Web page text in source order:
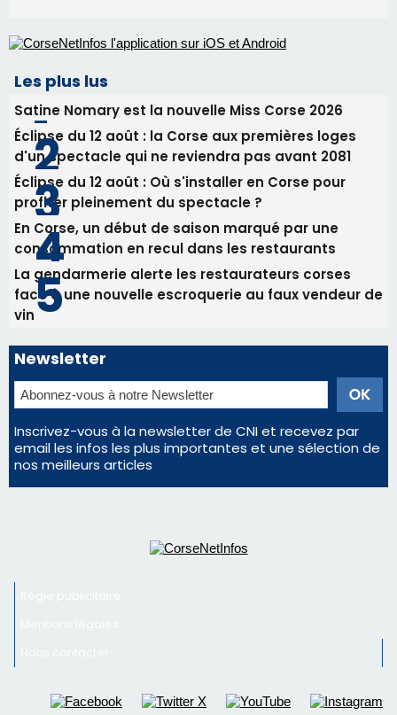
Les plus lus
Satine Nomary est la nouvelle Miss Corse 2026
Éclipse du 12 août : la Corse aux premières loges
d'un spectacle qui ne reviendra pas avant 2081
Éclipse du 12 août : Où s'installer en Corse pour
profiter pleinement du spectacle ?
En Corse, un début de saison marqué par une
consommation en recul dans les restaurants
La gendarmerie alerte les restaurateurs corses
face à une nouvelle escroquerie au faux vendeur de
vin
Newsletter
Inscrivez-vous à la newsletter de CNI et recevez par
email les infos les plus importantes et une sélection de
nos meilleurs articles